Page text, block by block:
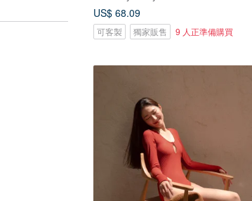
US$ 68.09
可客製 獨家販售 9 人正準備購買